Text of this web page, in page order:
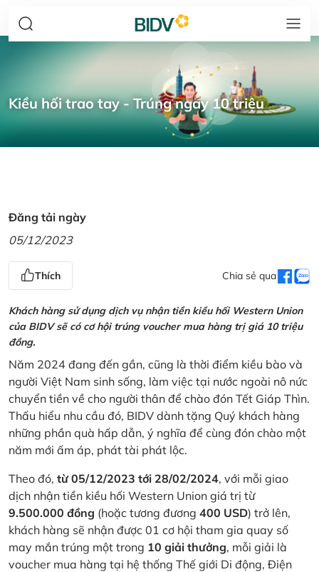
Kiều hối trao tay - Trúng ngay 10 triệu
Đăng tải ngày
05/12/2023
Thích Chia sẻ qua
Khách hàng sử dụng dịch vụ nhận tiền kiều hối Western Union
của BIDV sẽ có cơ hội trúng voucher mua hàng trị giá 10 triệu
đồng.
Năm 2024 đang đến gần, cũng là thời điểm kiều bào và
người Việt Nam sinh sống, làm việc tại nước ngoài nô nức
chuyển tiền về cho người thân để chào đón Tết Giáp Thìn.
Thấu hiểu nhu cầu đó, BIDV dành tặng Quý khách hàng
những phần quà hấp dẫn, ý nghĩa để cùng đón chào một
năm mới ấm áp, phát tài phát lộc.
Theo đó, từ 05/12/2023 tới 28/02/2024, với mỗi giao
dịch nhận tiền kiều hối Western Union giá trị từ
9.500.000 đồng (hoặc tương đương 400 USD) trở lên,
khách hàng sẽ nhận được 01 cơ hội tham gia quay số
may mắn trúng một trong 10 giải thưởng, mỗi giải là
voucher mua hàng tại hệ thống Thế giới Di động, Điện